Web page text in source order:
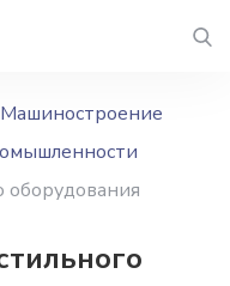
Машиностроение
оборудования